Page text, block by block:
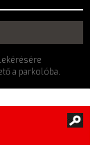
a parkolóba.